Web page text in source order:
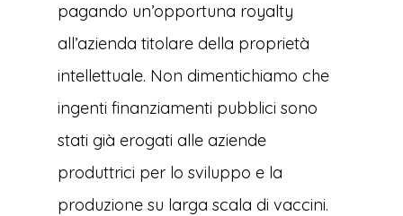
pagando un’opportuna royalty
all’azienda titolare della proprietà
intellettuale. Non dimentichiamo che
ingenti finanziamenti pubblici sono
stati già erogati alle aziende
produttrici per lo sviluppo e la
produzione su larga scala di vaccini.